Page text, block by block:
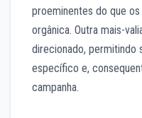
proeminentes do que
orgânica. Outra mais-
direcionado, permitindo
específico e,
campanha.